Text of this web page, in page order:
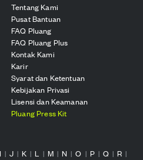
Tentang Kami
Pusat Bantuan
FAQ Pluang
FAQ Pluang Plus
Kontak Kami
Karir
Syarat dan Ketentuan
Kebijakan Privasi
Lisensi dan Keamanan
Pluang Press Kit
I | J | K | L | M | N | O | P | Q | R |